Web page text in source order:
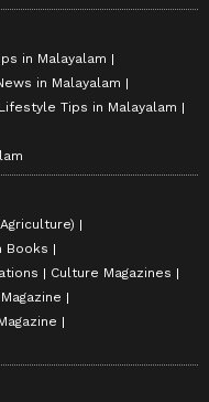
in Malayalam
in Malayalam
Tips in Malayalam
Books
Culture Magazines